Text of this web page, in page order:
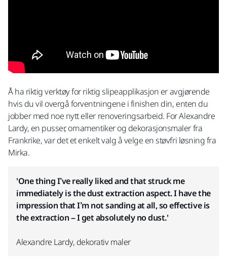
Å ha riktig verktøy for riktig slipeapplikasjon er avgjørende
hvis du vil overgå forventningene i finishen din, enten du
jobber med noe nytt eller renoveringsarbeid. For Alexandre
Lardy, en pusser, ornamentiker og dekorasjonsmaler fra
Frankrike, var det et enkelt valg å velge en støvfri løsning fra
Mirka.
'One thing I’ve really liked and that struck me
immediately is the dust extraction aspect.I have the
impression that I’m not sanding at all, so effective is
the extraction – I get absolutely no dust.'
Alexandre Lardy, dekorativ maler